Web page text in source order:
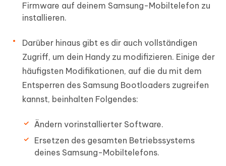
Firmware auf deinem Samsung-Mobiltelefon zu
installieren.
Darüber hinaus gibt es dir auch vollständigen
Zugriff, um dein Handy zu modifizieren. Einige der
häufigsten Modifikationen, auf die du mit dem
Entsperren des Samsung Bootloaders zugreifen
kannst, beinhalten Folgendes:
Ändern vorinstallierter Software.
Ersetzen des gesamten Betriebssystems
deines Samsung-Mobiltelefons.